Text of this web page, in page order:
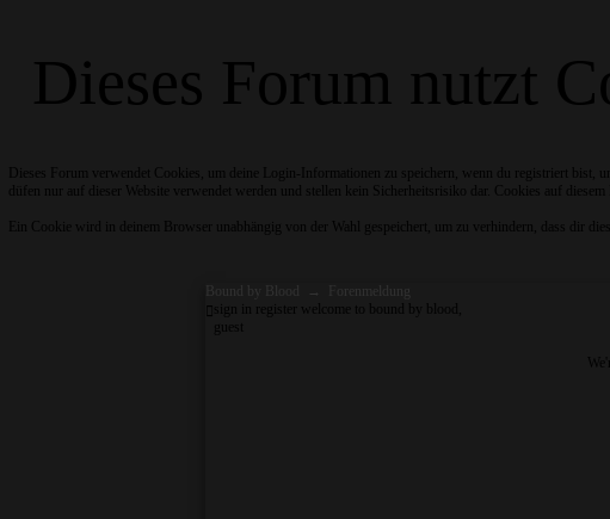
Dieses Forum nutzt
Dieses Forum verwendet Cookies, um deine Login-Informationen zu speichern, wenn du registriert
düfen nur auf dieser Website verwendet werden und stellen kein Sicherheitsrisiko dar. Cookies auf
Ein Cookie wird in deinem Browser unabhängig von der Wahl gespeichert, um zu verhindern, dass dir
Bound by Blood →
Forenmeldung
sign in register welcome to bound by blood,
guest